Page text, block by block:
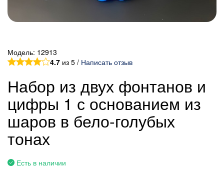
Модель: 12913
4.7 из 5 / Написать отзыв
Набор из двух фонтанов и
цифры 1 с основанием из
шаров в бело-голубых
тонах
Есть в наличии